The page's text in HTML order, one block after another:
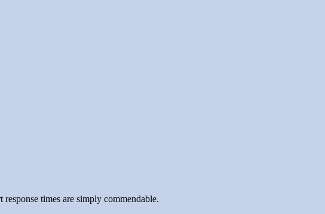
times are simply commendable.